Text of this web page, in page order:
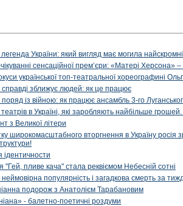
України: який вигляд має могила
сенсаційної прем’єри: «Матері
української топ-театральної хореографині
справді зближує людей: як це працює
із війною: як працює ансамбль 3-го
в Україні, які заробляють найбільше
з Великої літери
широкомасштабного вторгнення в Україну росія
ідентичности
"Гей, пливе кача" стала реквіємом Небесній сотні
неймовірна популярність і загадкова смерть за
подорож з Анатолієм Тарабановим
- балетно-поетичні роздуми